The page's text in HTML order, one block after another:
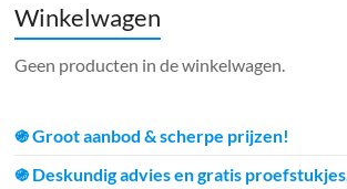
Winkelwagen
Geen producten in de winkelwagen.
֍ Groot aanbod & scherpe prijzen!
֍ Deskundig advies en gratis proefstukjes.